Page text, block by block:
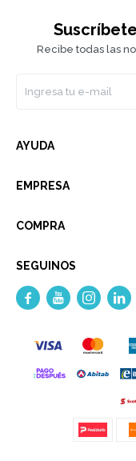
Recibe todas las
AYUDA
EMPRESA
COMPRA
SEGUINOS
   